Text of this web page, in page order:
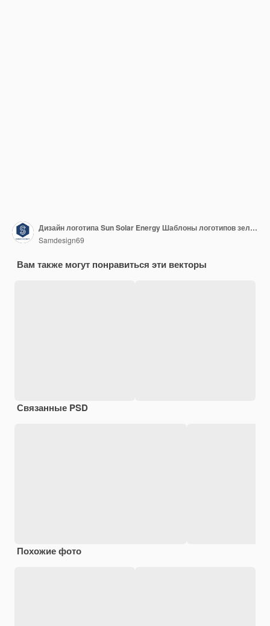
Дизайн логотипа Sun Solar Energy Шаблоны логотипов зеленой энергии
Samdesign69
Вам также могут понравиться эти векторы
Связанные PSD
Похожие фото